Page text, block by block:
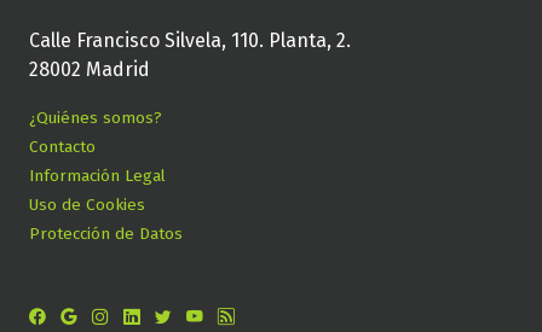
Calle Francisco Silvela, 110. Planta, 2.
28002 Madrid
¿Quiénes somos?
Contacto
Información Legal
Uso de Cookies
Protección de Datos